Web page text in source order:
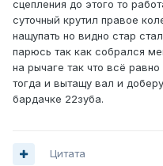
сцепления до этого то
суточный крутил правое
нащупать но видно стар
парюсь так как собрался
на рычаге так что всё
тогда и вытащу вал и
бардачке 22зуба.
Цитата